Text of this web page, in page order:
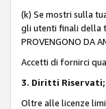
(k) Se mostri sulla
gli utenti finali della
PROVENGONO DA
Accetti di fornirci
3. Diritti
Oltre alle licenze